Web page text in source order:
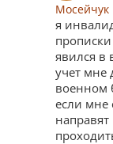
Мосейчук
я
явился в
учет мне
военном
если мне